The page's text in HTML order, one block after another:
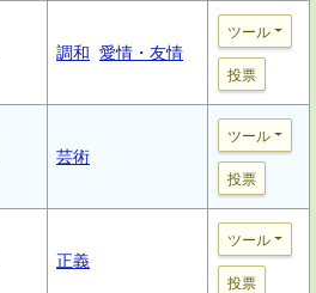
調和 愛情・友情
ツール
投票
芸術
ツール
投票
正義
ツール
投票